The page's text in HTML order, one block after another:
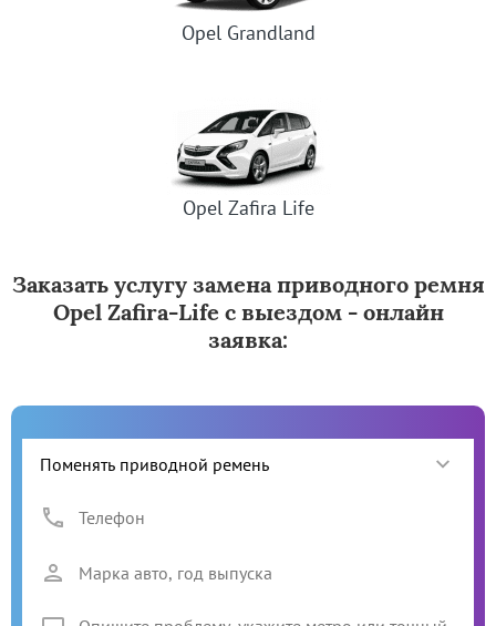
Opel Grandland
Opel Zafira Life
Заказать услугу замена приводного ремня
Opel Zafira-Life с выездом - онлайн
заявка: